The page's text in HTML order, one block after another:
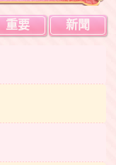
重要 新聞